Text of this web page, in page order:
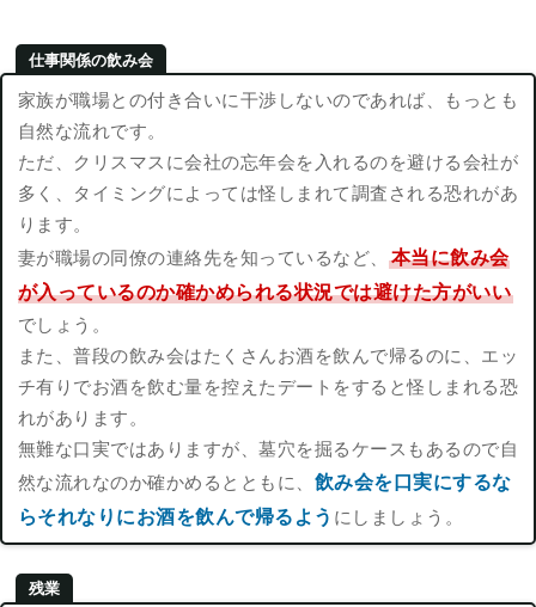
仕事関係の飲み会
家族が職場との付き合いに干渉しないのであれば、もっとも
自然な流れです。
ただ、クリスマスに会社の忘年会を入れるのを避ける会社が
多く、タイミングによっては怪しまれて調査される恐れがあ
ります。
妻が職場の同僚の連絡先を知っているなど、
本当に飲み会
が入っているのか確かめられる状況では避けた方がいい
でしょう。
また、普段の飲み会はたくさんお酒を飲んで帰るのに、エッ
チ有りでお酒を飲む量を控えたデートをすると怪しまれる恐
れがあります。
無難な口実ではありますが、墓穴を掘るケースもあるので自
然な流れなのか確かめるとともに、 飲み会を口実にするな
らそれなりにお酒を飲んで帰るよう にしましょう。
残業